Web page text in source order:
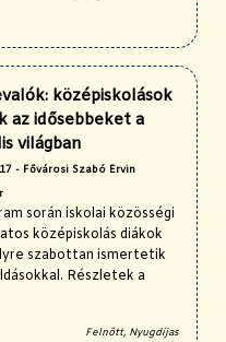
középiskolások
az idősebbeket a
világban
- Fővárosi Szabó Ervin
során iskolai közösségi
középiskolás diákok
szabottan ismertetik
Részletek a
Felnőtt, Nyugdíjas